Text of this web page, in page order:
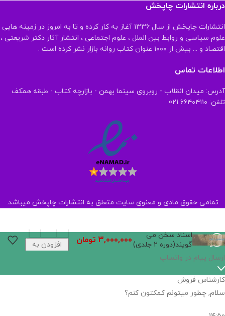
درباره انتشارات چاپخش
انتشارات چاپخش از سال ۱۳۳۶ آغاز به کار کرده و تا به امروز در زمینه هایی
علوم سیاسی و روابط بین الملل ، علوم اجتماعی ، انتشار آثار دکتر شریعتی ،
اقتصاد و ... بیش از ۱۰۰۰ عنوان کتاب روانه بازار نشر کرده است .
اطلاعات تماس
آدرس: میدان انقلاب - روبروی سینما بهمن - بازارچه کتاب - طبقه همکف
تلفن: ۶۶۴۰۴۱۱۰ 021
تمامی حقوق مادی و معنوی سایت متعلق به انتشارات چاپخش میباشد.
اسناد سخن می
گويند(دوره 2 جلدی)
3,000,000 تومان
افزودن به
اگر
نیست,